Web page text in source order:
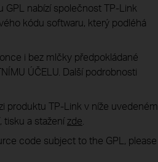
nabízí společnost TP-Link
kódu softwaru, který podléhá
i bez mlčky předpokládané
ÚČELU. Další podrobnosti
produktu TP-Link v níže uvedeném
tisku a staženízde
code subject to the GPL, please